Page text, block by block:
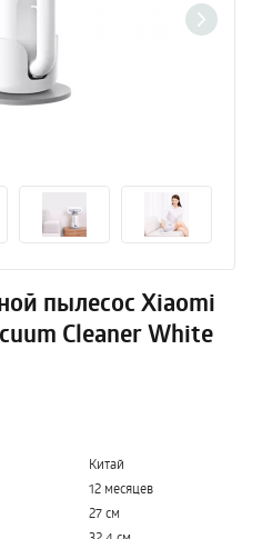
пылесос Xiaomi
Cleaner White
Китай
12 месяцев
27 см